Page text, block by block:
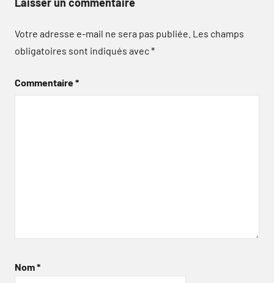
Votre adresse e-mail ne sera pas publiée. Les champs
obligatoires sont indiqués avec*
Commentaire*
Nom*